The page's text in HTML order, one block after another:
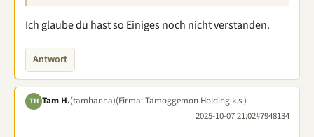
Ich glaube du hast so Einiges noch nicht verstanden.
Antwort
TH Tam H.(tamhanna)(Firma: Tamoggemon Holding k.s.)
2025-10-07 21:02#7948134